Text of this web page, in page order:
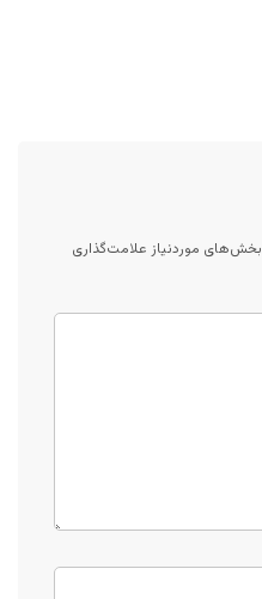
بخش‌های موردنیاز علامت‌گذاری